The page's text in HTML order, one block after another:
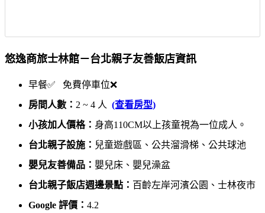
悠逸商旅士林館－台北親子友善飯店資訊
早餐✅ 免費停車位❌
房間人數： 2 ~ 4 人 (查看房型)
小孩加人價格： 身高110CM以上孩童視為一位成人。
台北親子設施： 兒童遊戲區、公共溜滑梯、公共球池
嬰兒友善備品： 嬰兒床、嬰兒澡盆
台北親子飯店週邊景點： 百齡左岸河濱公園、士林夜市
Google 評價： 4.2